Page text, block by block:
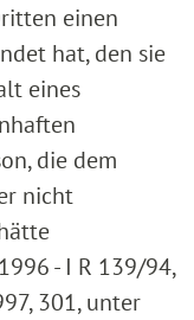
einen
hat, den sie
eines
die dem
nicht
- I R 139/94,
301, unter